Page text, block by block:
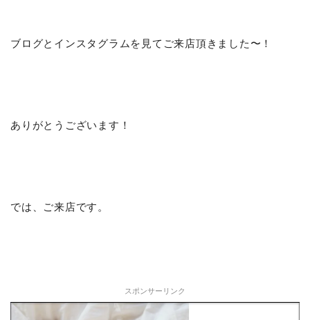
ブログとインスタグラムを見てご来店頂きました〜！
ありがとうございます！
では、ご来店です。
スポンサーリンク